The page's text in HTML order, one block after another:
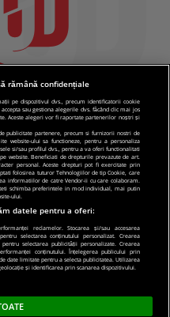
de Cookie|Politica
rămână confidențiale
pe dispozitivul dvs., precum identificatorii cookie
sau gestiona alegerile dvs. făcând clic mai jos
Aceste alegeri vor fi raportate partenerilor noștri și
publicitate partenere, precum si furnizorii nostri de
website-ului sa functioneze, pentru a personaliza
si/sau profilul dvs., pentru a va oferi functionalitati
website. Beneficiati de drepturile prevazute de art.
personal. Aceste drepturi pot fi exercitate prin
folosirea tuturor Tehnologiilor de tip Cookie, care
informatiilor de catre Vendor-ii cu care colaboram.
schimba preferintele in mod individual, mai putin
ului.
datele pentru a oferi:
reclamelor. Stocarea și/sau accesarea
selectarea conținutului personalizat. Crearea
selectarea publicității personalizate. Crearea
conținutului. Înțelegerea publicului prin
date limitate pentru a selecta publicitatea. Utilizarea
și identificarea prin scanarea dispozitivului.